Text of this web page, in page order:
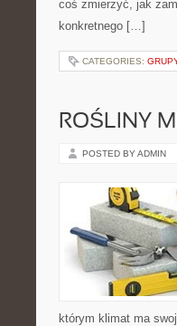
coś zmierzyć, jak
konkretnego […]
CATEGORIES:
ROŚLINY
POSTED BY ADMIN
którym klimat ma